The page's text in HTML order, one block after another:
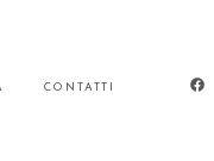
CONTATTI